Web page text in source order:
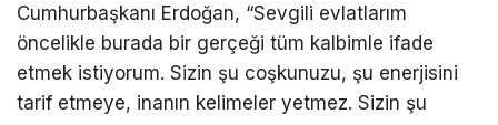
Cumhurbaşkanı Erdoğan, “Sevgili evlatlarım
öncelikle burada bir gerçeği tüm kalbimle ifade
etmek istiyorum. Sizin şu coşkunuzu, şu enerjisini
tarif etmeye, inanın kelimeler yetmez. Sizin şu